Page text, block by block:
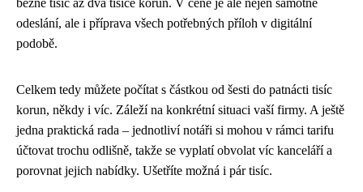
odeslání, ale i příprava všech potřebných příloh v digitální
podobě.
Celkem tedy můžete počítat s částkou od šesti do patnácti tisíc
korun, někdy i víc. Záleží na konkrétní situaci vaší firmy. A ještě
jedna praktická rada – jednotliví notáři si mohou v rámci tarifu
účtovat trochu odlišně, takže se vyplatí obvolat víc kanceláří a
porovnat jejich nabídky. Ušetříte možná i pár tisíc.